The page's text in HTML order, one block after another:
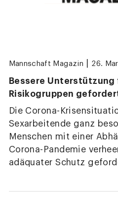
Mannschaft Magazin 26.
Bessere Unterstützung
Risikogruppen
Die Corona-
Sexarbeitende ganz
Menschen mit einer
Corona-Pandemie
adäquater Schutz